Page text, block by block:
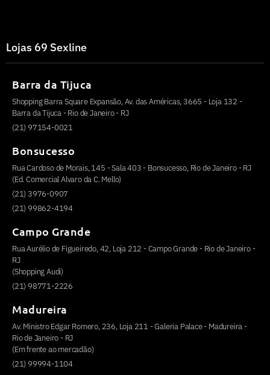
Lojas 69 Sexline
Barra da Tijuca
Shopping Barra Square Expansão, Av. das Américas, 3665 - Loja 132 -
Barra da Tijuca - Rio de Janeiro - RJ
(21) 97154-0021
Bonsucesso
Rua Cardoso de Morais, 145 - Sala 403 - Bonsucesso, Rio de Janeiro - RJ
(Ed. Comercial Alvaro da C. Mello)
(21) 3976-0907
(21) 99862-4194
Campo Grande
Rua Aurélio de Figueiredo, 42, Loja 212 - Campo Grande - Rio de Janeiro -
RJ
(Shopping Audi)
(21) 98771-2226
Madureira
Av. Ministro Edgar Romero, 236, Loja 211 - Galeria Palace - Madureira -
Rio de Janeiro - RJ
(Em frente ao mercadão)
(21) 99994-1104